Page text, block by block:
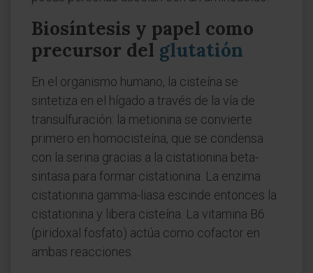
Biosíntesis y papel como
precursor del glutatión
En el organismo humano, la cisteína se
sintetiza en el hígado a través de la vía de
transulfuración: la metionina se convierte
primero en homocisteína, que se condensa
con la serina gracias a la cistationina beta-
sintasa para formar cistationina. La enzima
cistationina gamma-liasa escinde entonces la
cistationina y libera cisteína. La vitamina B6
(piridoxal fosfato) actúa como cofactor en
ambas reacciones.